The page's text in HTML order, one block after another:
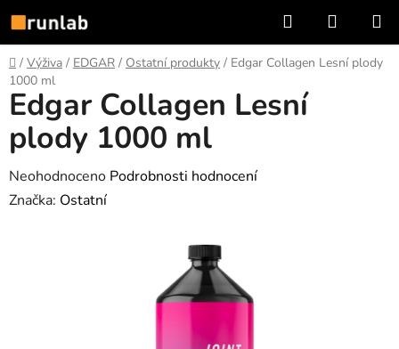
na
obsah
Hledat
KOŠÍK
Domů
/ Výživa / EDGAR / Ostatní produkty / Edgar Collagen Lesní plody
1000 ml
Edgar Collagen Lesní
plody 1000 ml
Průměrné
hodnocení
Neohodnoceno Podrobnosti hodnocení
Značka: Ostatní